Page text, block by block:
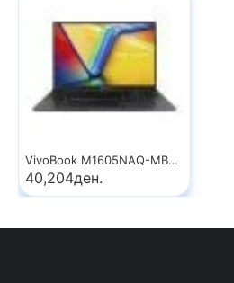
VivoBook M1605NAQ-MB059
40,204ден.